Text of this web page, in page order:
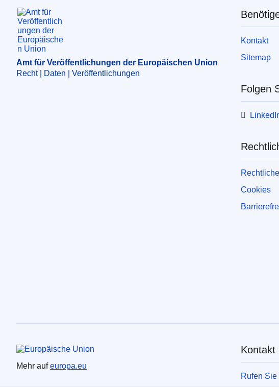
Amt für Veröffentlichungen der Europäischen Union
Amt für Veröffentlichungen der Europäischen Union
Recht | Daten | Veröffentlichungen
Kontakt
Sitemap
Folgen
Cookies
Europäische Union
Mehr aufeuropa.eu
Kontakt
Rufen Sie